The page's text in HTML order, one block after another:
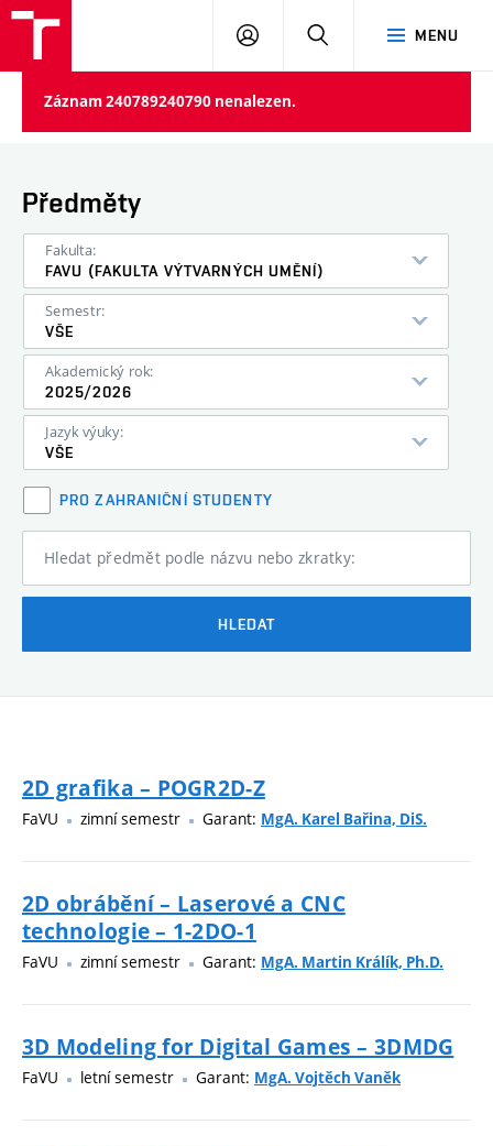
MENU
PŘIHLÁSIT
Záznam 240789240790 nenalezen.
Předměty
Fakulta:
FAVU (FAKULTA VÝTVARNÝCH UMĚNÍ)
Semestr:
VŠE
Akademický rok:
2025/2026
Jazyk výuky:
VŠE
PRO ZAHRANIČNÍ STUDENTY
Hledat předmět podle názvu nebo zkratky:
HLEDAT
2D grafika – POGR2D-Z
FaVU zimní semestr Garant: MgA. Karel Bařina, DiS.
2D obrábění – Laserové a CNC
technologie – 1-2DO-1
FaVU zimní semestr Garant: MgA. Martin Králík, Ph.D.
3D Modeling for Digital Games – 3DMDG
FaVU letní semestr Garant: MgA. Vojtěch Vaněk